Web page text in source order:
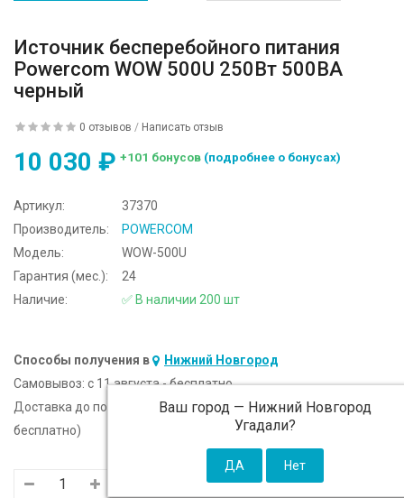
Источник бесперебойного питания
Powercom WOW 500U 250Вт 500ВА
черный
0 отзывов / Написать отзыв
10 030 ₽ +101 бонусов (подробнее о бонусах)
Артикул:
37370
Производитель:
POWERCOM
Модель:
WOW-500U
Гарантия (мес.):
24
Наличие:
✅ В наличии 200 шт
Способы получения в Нижний Новгород
Ваш город — Нижний Новгород
Угадали?
Самовывоз: c 11 августа - бесплатно
Доставка до подъезда:
c 11 августа - 300 ₽ (от 5 000 ₽
бесплатно)